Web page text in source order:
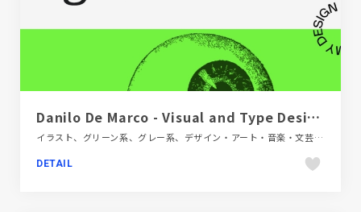
Danilo De Marco - Visual and Type Designer Desginer
イラスト、グリーン系、グレー系、デザイン・アート・音楽・文芸、ブラック系 、ホワイト系、ポップ、ポートフォリオ、モーション多め、大きめ写真、海外サイト
DETAIL